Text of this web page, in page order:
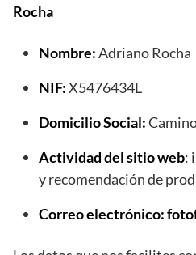
Rocha
Nombre:Adriano Rocha
NIF:X5476434L
Domicilio Social:
Actividad del sitio web:
y recomendación de
Correo electrónico: